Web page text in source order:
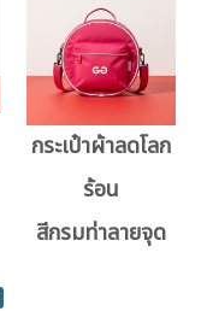
กระเป๋าผ้าลดโลก
ร้อน
สีกรมท่าลายจุด